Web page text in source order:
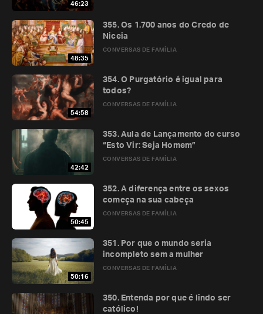
46:23
48:35
CONVERSAS DE FAMÍLIA
355. Os 1.700 anos do Credo de
Niceia
54:58
CONVERSAS DE FAMÍLIA
354. O Purgatório é igual para
todos?
42:42
CONVERSAS DE FAMÍLIA
353. Aula de Lançamento do curso
“Esto Vir: Seja Homem”
50:45
CONVERSAS DE FAMÍLIA
352. A diferença entre os sexos
começa na sua cabeça
50:16
CONVERSAS DE FAMÍLIA
351. Por que o mundo seria
incompleto sem a mulher
350. Entenda por que é lindo ser
católico!